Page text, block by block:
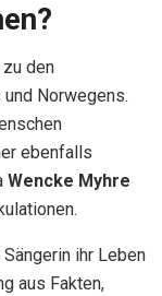
den
Norwegens.
ebenfalls
Wencke Myhre
ihr Leben
aus Fakten,